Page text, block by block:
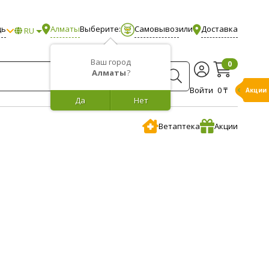
RU Алматы
Ваш город
Алматы?
Нет
Да
Выберите: Самовывозили Доставка
Войти
0
0 ₸
Ветаптека Акции
Акции